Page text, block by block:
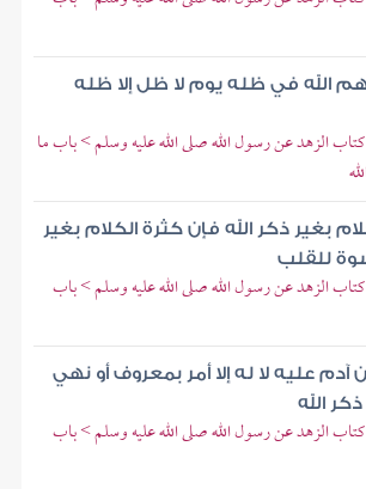
الله في ظله يوم لا ظل إلا ظله
الزهد عن رسول الله صلى الله عليه وسلم > باب ما
بغير ذكر الله فإن كثرة الكلام بغير
للقلب
الزهد عن رسول الله صلى الله عليه وسلم > باب
آدم عليه لا له إلا أمر بمعروف أو نهي
الله
الزهد عن رسول الله صلى الله عليه وسلم > باب